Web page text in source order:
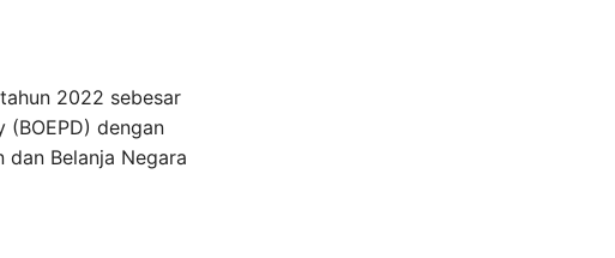
2022 sebesar
(BOEPD) dengan
dan Belanja Negara